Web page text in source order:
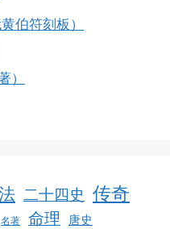
伯符刻板）
）
二十四史 传奇
名著 命理 唐史